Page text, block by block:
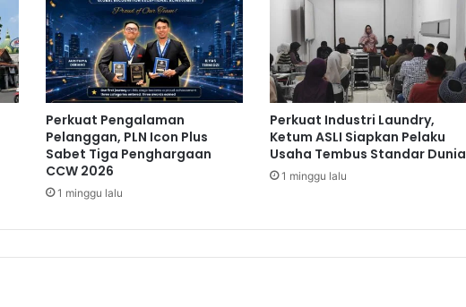
i
n
y
a
k
G
o
r
e
r
Perkuat Pengalaman
Pelanggan, PLN Icon Plus
Sabet Tiga Penghargaan
CCW 2026
1 minggu lalu
Perkuat Industri Laundry,
Ketum ASLI Siapkan Pelaku
Usaha Tembus Standar Dunia
1 minggu lalu